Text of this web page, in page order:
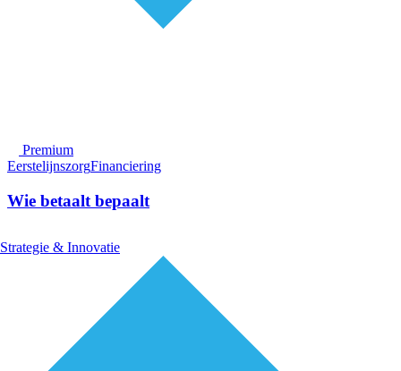
Strategie & Innovatie
Premium
EerstelijnszorgFinanciering
Wie betaalt bepaalt